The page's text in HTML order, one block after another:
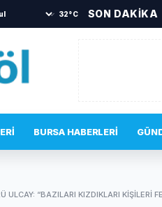
32°C SON DAKİKA
TOKİ sakinlerini korkutan yangın•
BURSA HABERLERI
ULCAY: “BAZILARI KIZDIKLARI KIŞILERI